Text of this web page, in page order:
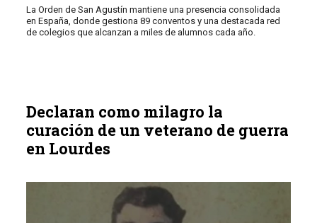
La Orden de San Agustín mantiene una presencia consolidada
en España, donde gestiona 89 conventos y una destacada red
de colegios que alcanzan a miles de alumnos cada año.
Declaran como milagro la
curación de un veterano de guerra
en Lourdes